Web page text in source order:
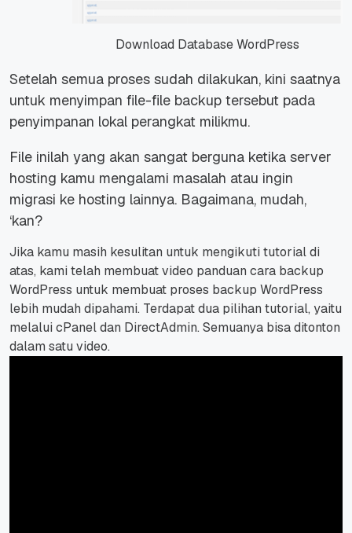
Download Database WordPress
Setelah semua proses sudah dilakukan, kini saatnya
untuk menyimpan file-file backup tersebut pada
penyimpanan lokal perangkat milikmu.
File inilah yang akan sangat berguna ketika server
hosting kamu mengalami masalah atau ingin
migrasi ke hosting lainnya. Bagaimana, mudah,
‘kan?
Jika kamu masih kesulitan untuk mengikuti tutorial di
atas, kami telah membuat video panduan cara backup
WordPress untuk membuat proses backup WordPress
lebih mudah dipahami. Terdapat dua pilihan tutorial, yaitu
melalui cPanel dan DirectAdmin. Semuanya bisa ditonton
dalam satu video.